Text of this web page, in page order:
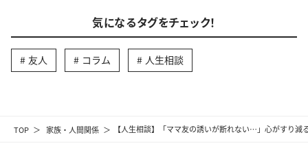
TOP 家族・人間関係 【人生相談】「ママ友の誘いが断れない…」心がすり
気になるタグをチェック！
友人 コラム 人生相談